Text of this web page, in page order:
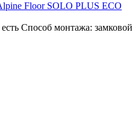
Floor SOLO PLUS ЕСО
есть Способ монтажа: замковой